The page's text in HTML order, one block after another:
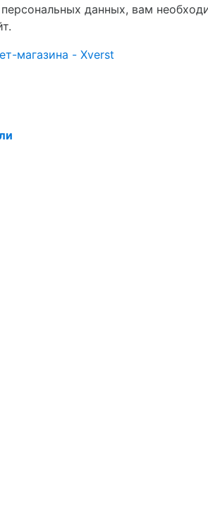
данных, вам
магазина - Xverst